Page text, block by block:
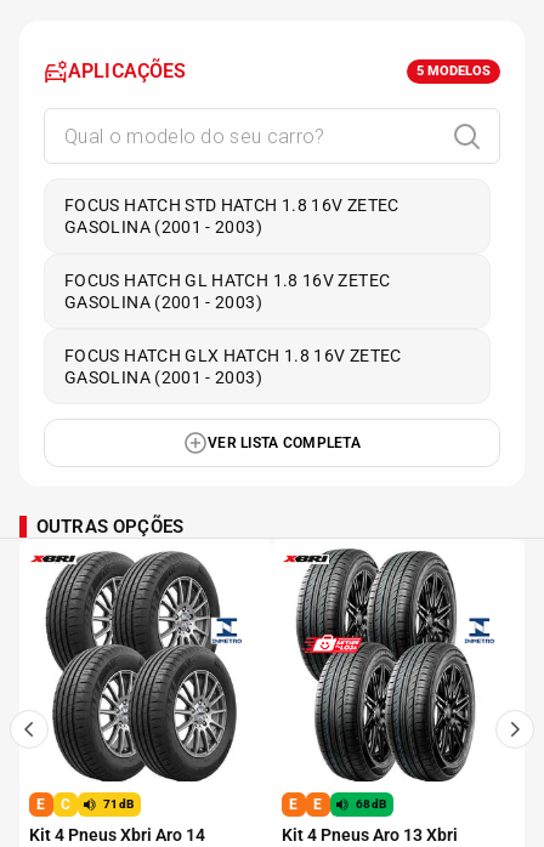
APLICAÇÕES 5 MODELOS
FOCUS HATCH STD HATCH 1.8 16V ZETEC
GASOLINA (2001 - 2003)
FOCUS HATCH GL HATCH 1.8 16V ZETEC
GASOLINA (2001 - 2003)
FOCUS HATCH GLX HATCH 1.8 16V ZETEC
GASOLINA (2001 - 2003)
VER LISTA COMPLETA
OUTRAS OPÇÕES
E C 71dB
Kit 4 Pneus Xbri Aro 14
E E 68dB
Kit 4 Pneus Aro 13 Xbri